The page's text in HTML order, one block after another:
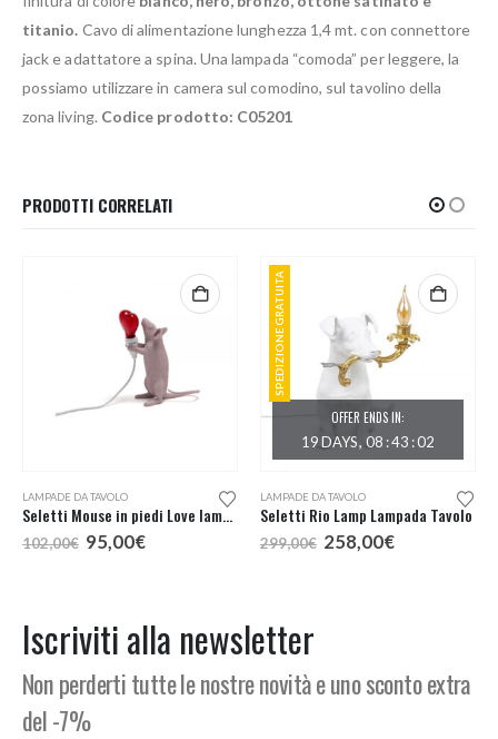
titanio. Cavo di alimentazione lunghezza 1,4 mt. con connettore
jack e adattatore a spina. Una lampada “comoda” per leggere, la
possiamo utilizzare in camera sul comodino, sul tavolino della
zona living. Codice prodotto: C05201
PRODOTTI CORRELATI
LAMPADE DA TAVOLO
Seletti Mouse in piedi Love lampada tavolo
102,00€ Il
prezzo
95,00€Il
SPEDIZIONE GRATUITA
OFFER ENDS IN:
19DAYS 08 :43 :01
LAMPADE DA TAVOLO
Seletti Rio Lamp Lampada Tavolo
299,00€ Il
prezzo
258,00€Il
Iscriviti alla newsletter
Non perderti tutte le nostre novità e uno sconto extra
del -7%